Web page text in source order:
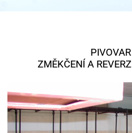
PIVOVAR
ZMĚKČENÍ A